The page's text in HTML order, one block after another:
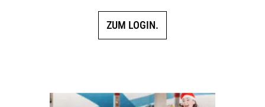
ZUM LOGIN.